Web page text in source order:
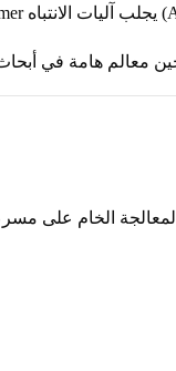
معالم هامة في